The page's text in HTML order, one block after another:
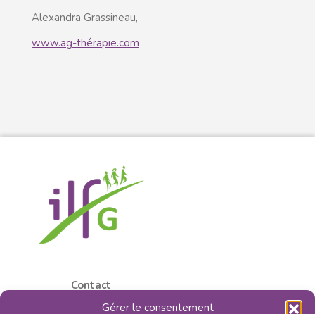
Gérer le consentement
Alexandra Grassineau,
www.ag-thérapie.com
Contact
5, rue d’Isly